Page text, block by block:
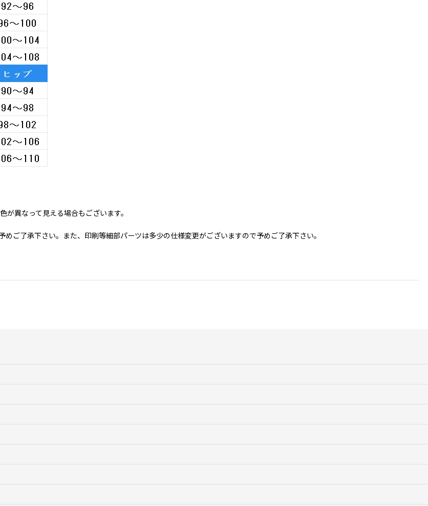
異なって見える場合もございます。
ご了承下さい。また、印刷等細部パーツは多少の仕様変更がございますので予めご了承下さい。